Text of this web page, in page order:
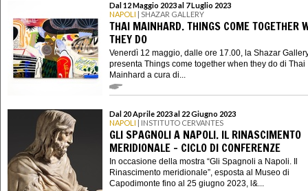
Dal 12 Maggio 2023 al 7 Luglio 2023
NAPOLI | SHAZAR GALLERY
THAI MAINHARD. THINGS COME TOGETHER
THEY DO
Venerdì 12 maggio, dalle ore 17.00, la Shazar
presenta Things come together when they do di Thai
Mainhard a cura di...
Dal 20 Aprile 2023 al 22 Giugno 2023
NAPOLI | INSTITUTO CERVANTES
GLI SPAGNOLI A NAPOLI. IL RINASCIMENTO
MERIDIONALE - CICLO DI CONFERENZE
In occasione della mostra “Gli Spagnoli a Napoli. Il
Rinascimento meridionale”, esposta al Museo di
Capodimonte fino al 25 giugno 2023, l&...